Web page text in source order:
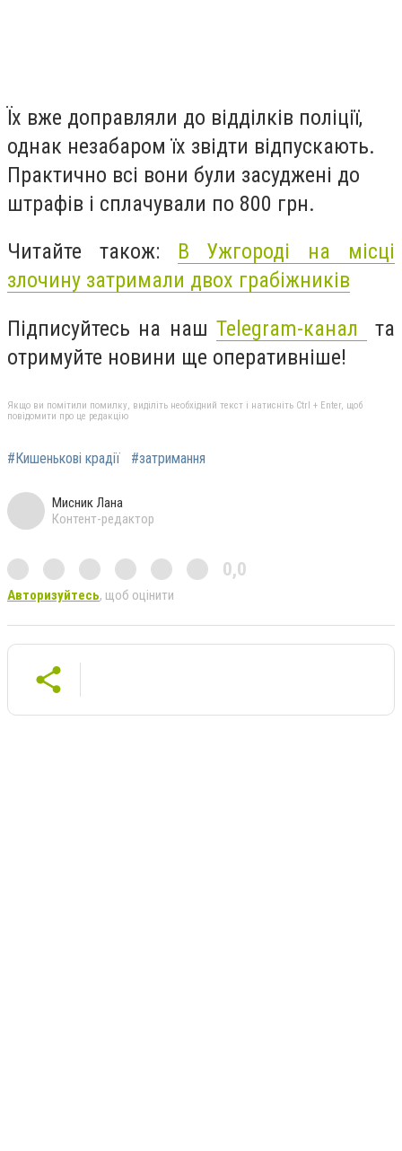
Їх вже доправляли до відділків поліції,
однак незабаром їх звідти відпускають.
Практично всі вони були засуджені до
штрафів і сплачували по 800 грн.
Читайте також: В Ужгороді на місці
злочину затримали двох грабіжників
Підписуйтесь на нашTelegram-канал
та
отримуйте новини ще оперативніше!
Якщо ви помітили помилку, виділіть необхідний текст і натисніть Ctrl + Enter, щоб
повідомити про це редакцію
#Кишенькові крадії #затримання
Мисник Лана
Контент-редактор
0,0
Авторизуйтесь, щоб оцінити